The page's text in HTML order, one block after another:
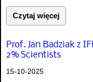
Czytaj więcej
Prof. Jan Badziak z
2% Scientists
15-10-2025